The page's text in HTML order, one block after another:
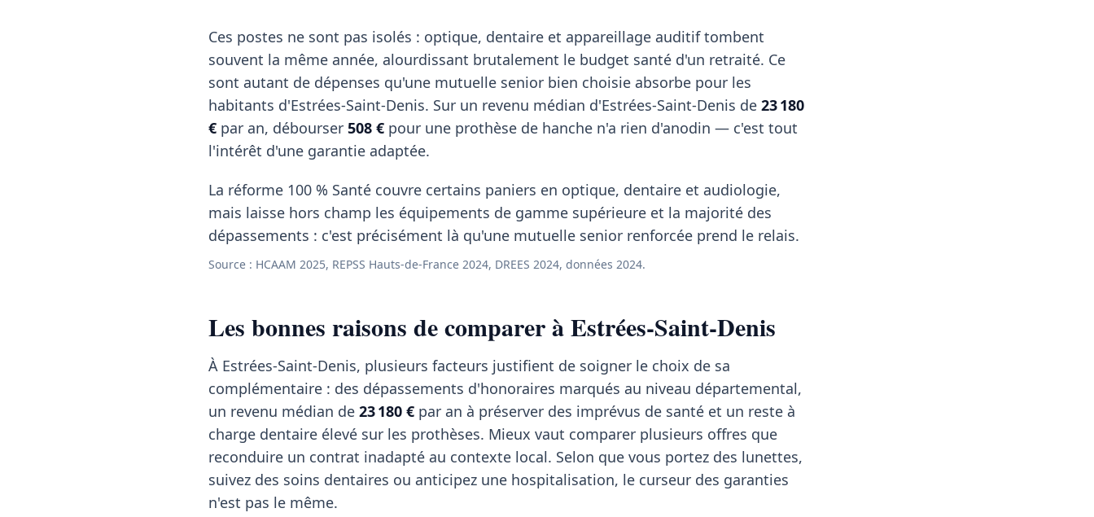
Ces postes ne sont pas isolés : optique, dentaire et appareillage auditif tombent
souvent la même année, alourdissant brutalement le budget santé d'un retraité. Ce
sont autant de dépenses qu'une mutuelle senior bien choisie absorbe pour les
habitants d'Estrées-Saint-Denis. Sur un revenu médian d'Estrées-Saint-Denis de 23 180
€ par an, débourser 508 € pour une prothèse de hanche n'a rien d'anodin — c'est tout
l'intérêt d'une garantie adaptée.
La réforme 100 % Santé couvre certains paniers en optique, dentaire et audiologie,
mais laisse hors champ les équipements de gamme supérieure et la majorité des
dépassements : c'est précisément là qu'une mutuelle senior renforcée prend le relais.
Source : HCAAM 2025, REPSS Hauts-de-France 2024, DREES 2024, données 2024.
Les bonnes raisons de comparer à Estrées-Saint-Denis
À Estrées-Saint-Denis, plusieurs facteurs justifient de soigner le choix de sa
complémentaire : des dépassements d'honoraires marqués au niveau départemental,
un revenu médian de 23 180 € par an à préserver des imprévus de santé et un reste à
charge dentaire élevé sur les prothèses. Mieux vaut comparer plusieurs offres que
reconduire un contrat inadapté au contexte local. Selon que vous portez des lunettes,
suivez des soins dentaires ou anticipez une hospitalisation, le curseur des garanties
n'est pas le même.